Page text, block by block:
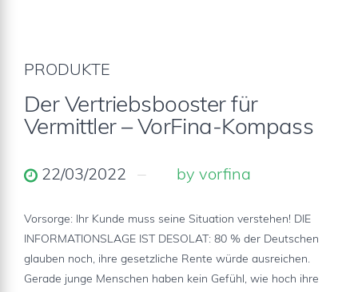
PRODUKTE
Der Vertriebsbooster für
Vermittler – VorFina-Kompass
22/03/2022 by vorfina
Vorsorge: Ihr Kunde muss seine Situation verstehen! DIE
INFORMATIONSLAGE IST DESOLAT: 80 % der Deutschen
glauben noch, ihre gesetzliche Rente würde ausreichen.
Gerade junge Menschen haben kein Gefühl, wie hoch ihre